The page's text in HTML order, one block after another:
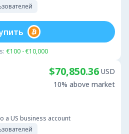
€100 - €10,000
a US business account
$70,850.36 USD
10% above market